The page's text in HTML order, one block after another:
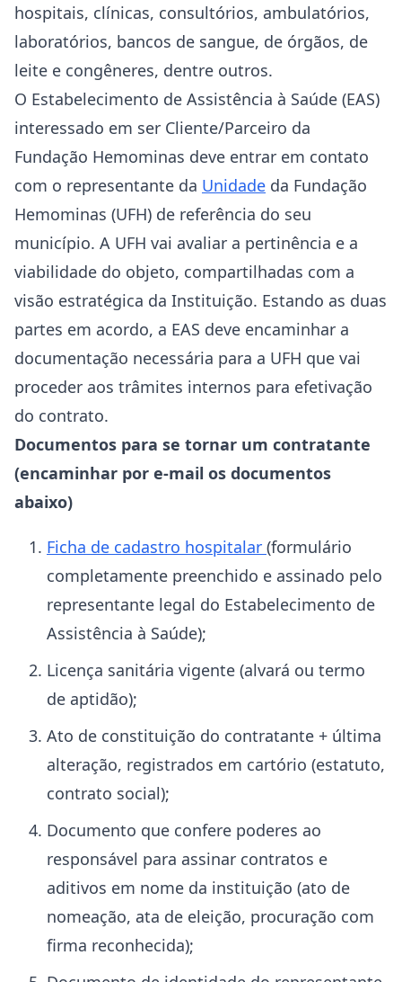
hospitais, clínicas, consultórios, ambulatórios,
laboratórios, bancos de sangue, de órgãos, de
leite e congêneres, dentre outros.
O Estabelecimento de Assistência à Saúde (EAS)
interessado em ser Cliente/Parceiro da
Fundação Hemominas deve entrar em contato
com o representante da Unidade da Fundação
Hemominas (UFH) de referência do seu
município. A UFH vai avaliar a pertinência e a
viabilidade do objeto, compartilhadas com a
visão estratégica da Instituição. Estando as duas
partes em acordo, a EAS deve encaminhar a
documentação necessária para a UFH que vai
proceder aos trâmites internos para efetivação
do contrato.
Documentos para se tornar um contratante
(encaminhar por e-mail os documentos
abaixo)
Ficha de cadastro hospitalar (formulário
completamente preenchido e assinado pelo
representante legal do Estabelecimento de
Assistência à Saúde);
Licença sanitária vigente (alvará ou termo
de aptidão);
Ato de constituição do contratante + última
alteração, registrados em cartório (estatuto,
contrato social);
Documento que confere poderes ao
responsável para assinar contratos e
aditivos em nome da instituição (ato de
nomeação, ata de eleição, procuração com
firma reconhecida);